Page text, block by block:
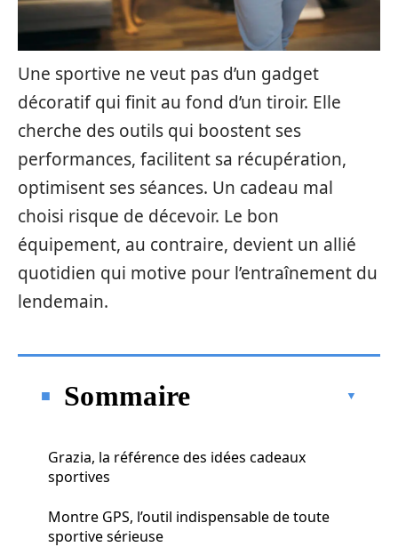
Une sportive ne veut pas d’un gadget
décoratif qui finit au fond d’un tiroir. Elle
cherche des outils qui boostent ses
performances, facilitent sa récupération,
optimisent ses séances. Un cadeau mal
choisi risque de décevoir. Le bon
équipement, au contraire, devient un allié
quotidien qui motive pour l’entraînement du
lendemain.
Sommaire
Grazia, la référence des idées cadeaux
sportives
Montre GPS, l’outil indispensable de toute
sportive sérieuse